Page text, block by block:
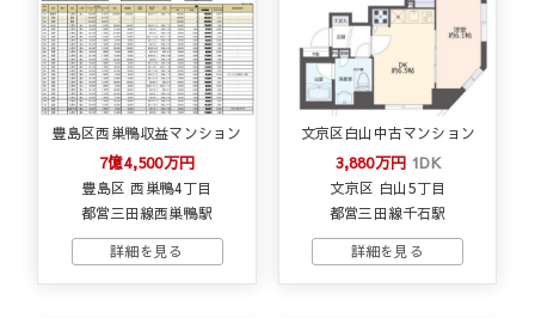
豊島区西巣鴨収益マンション
7億4,500万円
豊島区 西巣鴨4丁目
都営三田線西巣鴨駅
文京区白山中古マンション
3,880万円 1DK
文京区 白山5丁目
都営三田線千石駅